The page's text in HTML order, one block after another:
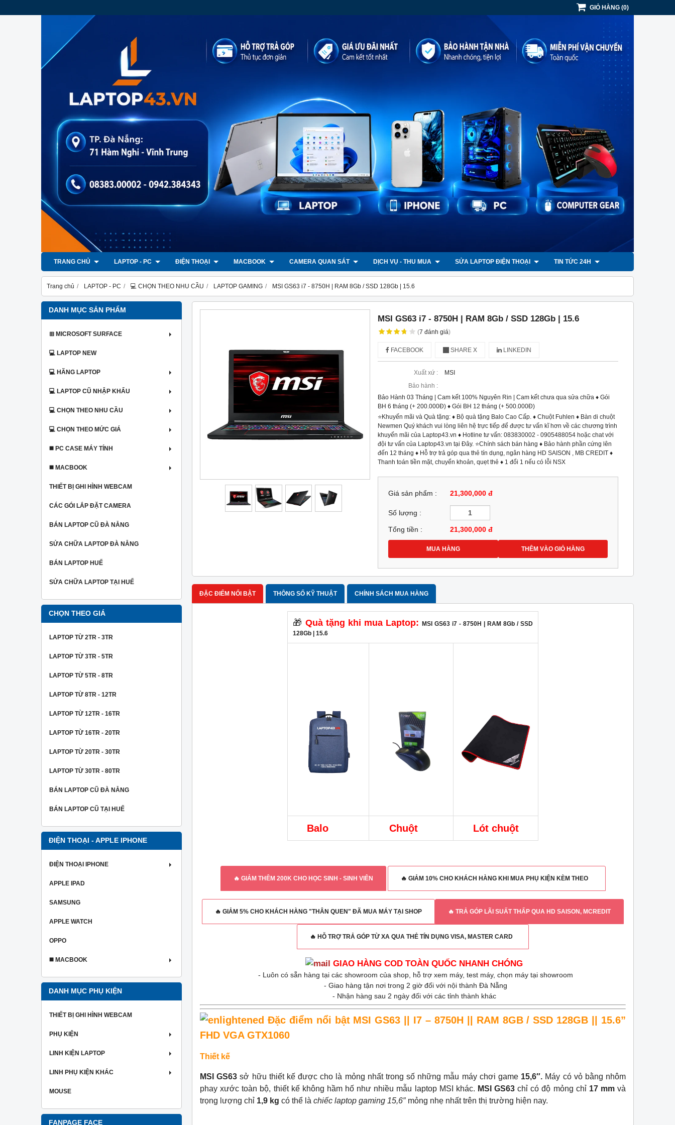
GIỎ HÀNG (0)
TRANG CHỦ LAPTOP - PC ĐIỆN THOẠI MACBOOK CAMERA QUAN SÁT DỊCH VỤ - THU MUA SỬA LAPTOP ĐIỆN THOẠI TIN TỨC 24H
Trang chủ LAPTOP - PC 💻 CHỌN THEO NHU CẦU LAPTOP GAMING MSI GS63 i7 - 8750H | RAM 8Gb / SSD 128Gb | 15.6
DANH MỤC SẢN PHẨM
⊞ MICROSOFT SURFACE
💻 LAPTOP NEW
💻 HÃNG LAPTOP
💻 LAPTOP CŨ NHẬP KHẨU
💻 CHỌN THEO NHU CẦU
💻 CHỌN THEO MỨC GIÁ
◼️ PC CASE MÁY TÍNH
◼️ MACBOOK
THIẾT BỊ GHI HÌNH WEBCAM
CÁC GÓI LẮP ĐẶT CAMERA
BÁN LAPTOP CŨ ĐÀ NẴNG
SỬA CHỮA LAPTOP ĐÀ NẴNG
BÁN LAPTOP HUẾ
SỬA CHỮA LAPTOP TẠI HUẾ
CHỌN THEO GIÁ
LAPTOP TỪ 2TR - 3TR
LAPTOP TỪ 3TR - 5TR
LAPTOP TỪ 5TR - 8TR
LAPTOP TỪ 8TR - 12TR
LAPTOP TỪ 12TR - 16TR
LAPTOP TỪ 16TR - 20TR
LAPTOP TỪ 20TR - 30TR
LAPTOP TỪ 30TR - 80TR
BÁN LAPTOP CŨ ĐÀ NẴNG
BÁN LAPTOP CŨ TẠI HUẾ
ĐIỆN THOẠI - APPLE IPHONE
ĐIỆN THOẠI IPHONE
APPLE IPAD
SAMSUNG
APPLE WATCH
OPPO
◼️ MACBOOK
DANH MỤC PHỤ KIỆN
THIẾT BỊ GHI HÌNH WEBCAM
PHỤ KIỆN
LINH KIỆN LAPTOP
LINH PHỤ KIỆN KHÁC
MOUSE
FANPAGE FACE
MSI GS63 i7 - 8750H | RAM 8Gb / SSD 128Gb | 15.6
(7đánh giá)
FACEBOOK SHARE X LINKEDIN
Xuất xứ :
MSI
Bảo hành :
Bảo Hành 03 Tháng | Cam kết 100% Nguyên Rin | Cam kết chưa qua sửa chữa ♦ Gói
BH 6 tháng (+ 200.000Đ) ♦ Gói BH 12 tháng (+ 500.000Đ)
⭐️Khuyến mãi và Quà tặng: ♦ Bộ quà tặng Balo Cao Cấp. ♦ Chuột Fuhlen ♦ Bàn di chuột
Newmen Quý khách vui lòng liên hệ trực tiếp để được tư vấn kĩ hơn về các chương trình
khuyến mãi của Laptop43.vn ♦ Hotline tư vấn: 083830002 - 0905488054 hoặc chat với
đội tư vấn của Laptop43.vn tại Đây. ⭐Chính sách bán hàng ♦ Bảo hành phần cứng lên
đến 12 tháng ♦ Hỗ trợ trả góp qua thẻ tín dụng, ngân hàng HD SAISON , MB CREDIT ♦
Thanh toán tiền mặt, chuyển khoản, quẹt thẻ ♦ 1 đổi 1 nếu có lỗi NSX
Giá sản phẩm : 21,300,000 đ
Số lượng :
Tổng tiền : 21,300,000 đ
MUA HÀNG THÊM VÀO GIỎ HÀNG
ĐẶC ĐIỂM NỔI BẬT THÔNG SỐ KỸ THUẬT CHÍNH SÁCH MUA HÀNG
🎁 Quà tặng khi mua Laptop: MSI GS63 i7 - 8750H | RAM 8Gb / SSD
128Gb | 15.6
Balo Chuột Lót chuột
🔥 GIẢM THÊM 200K CHO HỌC SINH - SINH VIÊN 🔥 GIẢM 10% CHO KHÁCH HÀNG KHI MUA PHỤ KIỆN KÈM THEO
🔥 GIẢM 5% CHO KHÁCH HÀNG "THÂN QUEN" ĐÃ MUA MÁY TẠI SHOP 🔥 TRẢ GÓP LÃI SUẤT THẤP QUA HD SAISON, MCREDIT
🔥 HỖ TRỢ TRẢ GÓP TỪ XA QUA THẺ TÍN DỤNG VISA, MASTER CARD
GIAO HÀNG COD TOÀN QUỐC NHANH CHÓNG
- Luôn có sẵn hàng tại các showroom của shop, hỗ trợ xem máy, test máy, chọn máy tại showroom
- Giao hàng tận nơi trong 2 giờ đối với nội thành Đà Nẵng
- Nhận hàng sau 2 ngày đối với các tỉnh thành khác
Đặc điểm nổi bật MSI GS63 || I7 – 8750H || RAM 8GB / SSD 128GB || 15.6”
FHD VGA GTX1060
Thiết kế
MSI GS63sở hữu thiết kế được cho là mỏng nhất trong số những mẫu máy chơi game 15,6″. Máy có vỏ bằng nhôm
phay xước toàn bộ, thiết kế không hầm hố như nhiều mẫu laptop MSI khác. MSI GS63chỉ có độ mỏng chỉ 17 mmvà
trọng lượng chỉ 1,9 kg có thể là chiếc laptop gaming 15,6″ mỏng nhẹ nhất trên thị trường hiện nay.